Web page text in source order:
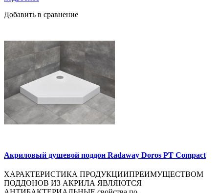
Добавить в сравнение
Акриловый душевой поддон Radaway Doros PT Compact
ХАРАКТЕРИСТИКА ПРОДУКЦИИПРЕИМУЩЕСТВОМ
ПОДДОНОВ ИЗ АКРИЛА ЯВЛЯЮТСЯ